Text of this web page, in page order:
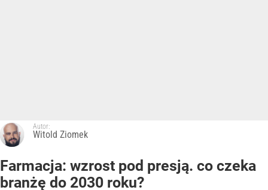
Autor:
Witold Ziomek
Farmacja: wzrost pod presją. co czeka
branżę do 2030 roku?